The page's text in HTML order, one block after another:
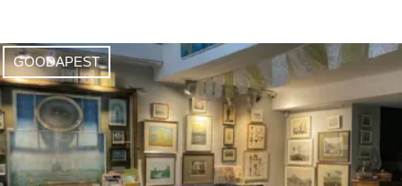
GOODAPEST